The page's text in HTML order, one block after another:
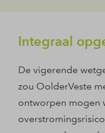
Integraal
De vigerende
zou OolderVeste
ontworpen mogen